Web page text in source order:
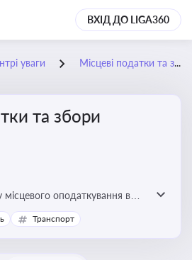
ВХІД ДО LIGA360
уваги Місцеві податки та збори
та збори
оподаткування в
збір, плату за
земельні ділянки, за паркування транспорту
Транспорт